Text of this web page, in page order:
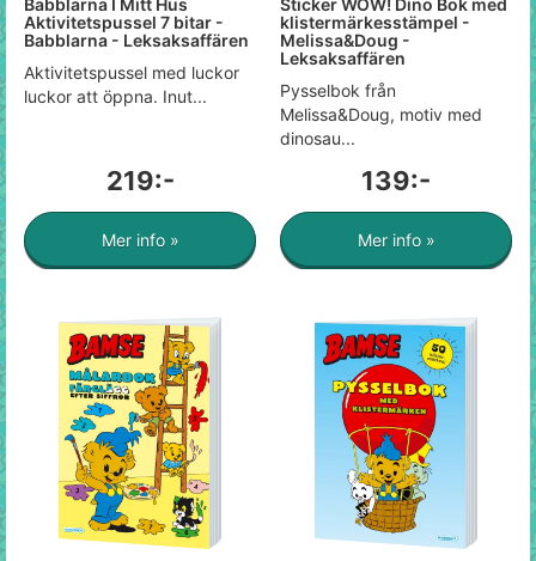
Babblarna I Mitt Hus
Aktivitetspussel 7 bitar -
Babblarna - Leksaksaffären
Aktivitetspussel med luckor
luckor att öppna. Inut...
219:-
Mer info »
Sticker WOW! Dino Bok med
klistermärkesstämpel -
Melissa&Doug -
Leksaksaffären
Pysselbok från
Melissa&Doug, motiv med
dinosau...
139:-
Mer info »